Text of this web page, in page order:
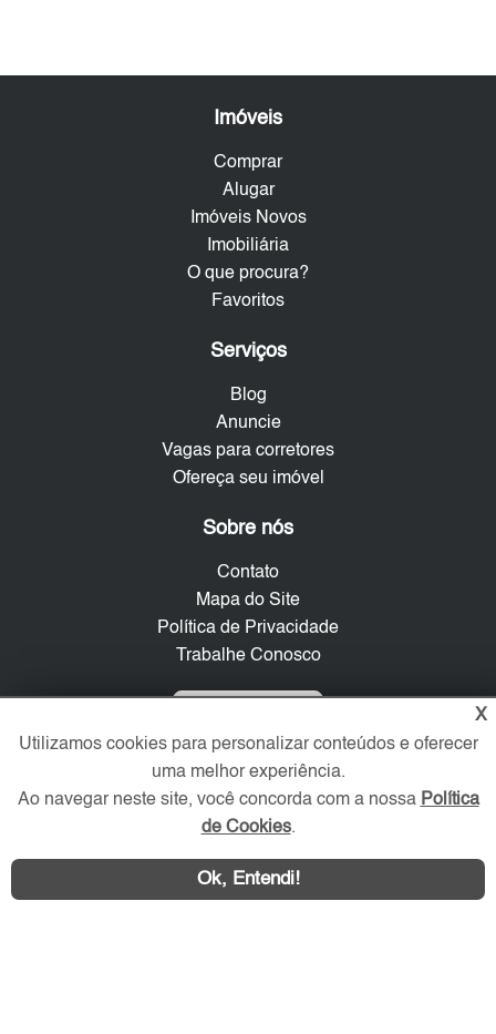
Imóveis
Comprar
Alugar
Imóveis Novos
Imobiliária
O que procura?
Favoritos
Serviços
Blog
Anuncie
Vagas para corretores
Ofereça seu imóvel
Sobre nós
Contato
Mapa do Site
Política de Privacidade
Trabalhe Conosco
Redes Sociais
X
Utilizamos cookies para personalizar conteúdos e oferecer
uma melhor experiência.
Ao navegar neste site, você concorda com a nossa Política
de Cookies.
Ok, Entendi!